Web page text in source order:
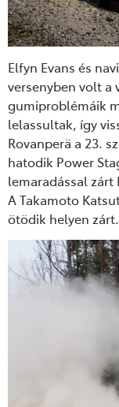
Elfyn Evans és
versenyben volt a
gumiproblémáik
lelassultak, így
Rovanperä a 23.
hatodik Power
lemaradással zárt
A Takamoto
ötödik helyen zárt.